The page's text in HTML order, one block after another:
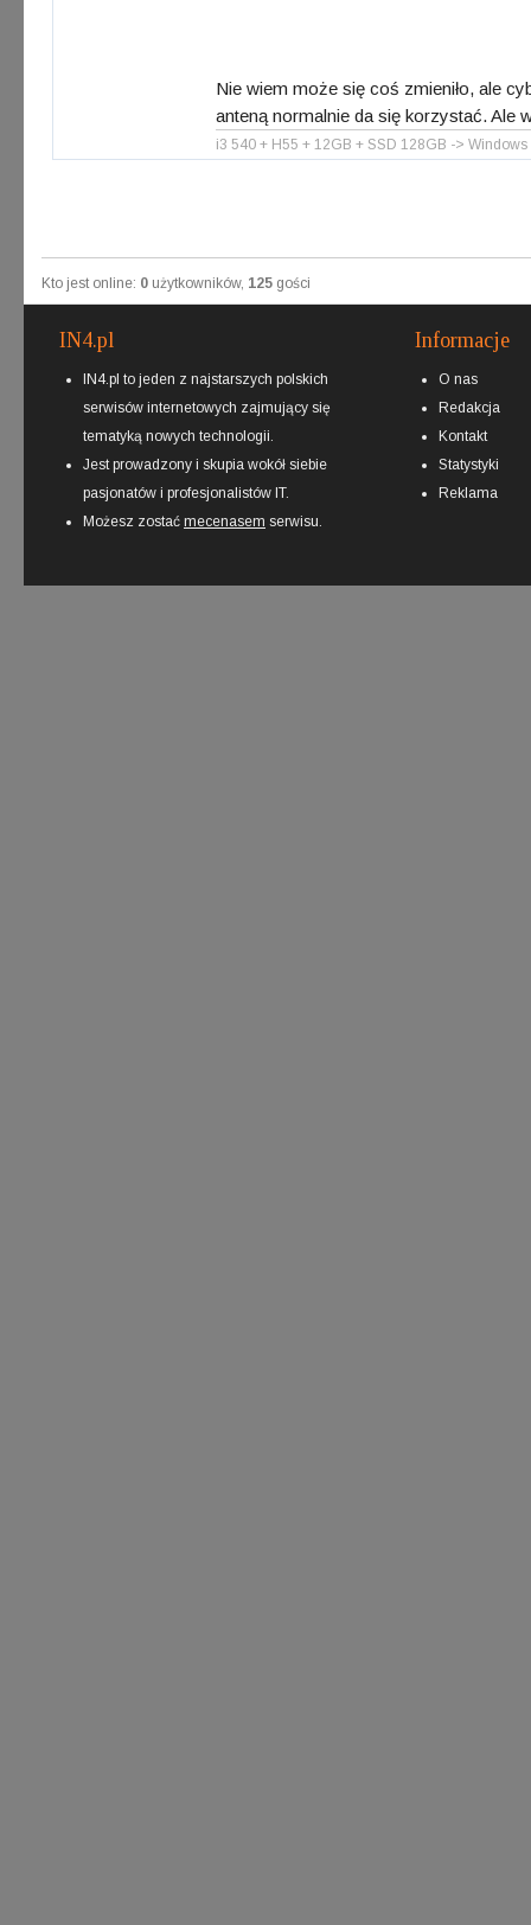
Nie wiem może się coś zmieniło, ale
anteną normalnie da się korzystać. Ale
i3 540 + H55 + 12GB + SSD 128GB ->
Kto jest online: 0 użytkowników, 125 gości
IN4.pl
IN4.pl to jeden z najstarszych polskich
serwisów internetowych zajmujący się
tematyką nowych technologii.
Jest prowadzony i skupia wokół siebie
pasjonatów i profesjonalistów IT.
Możesz zostać mecenasem serwisu.
Informacje
O nas
Redakcja
Kontakt
Statystyki
Reklama